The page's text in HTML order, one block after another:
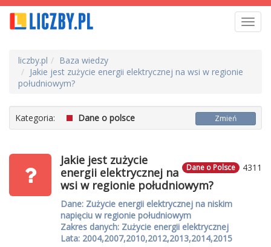
liczby.pl
Baza wiedzy
Jakie jest zużycie energii elektrycznej na wsi w regionie
południowym?
Kategoria: Dane o polsce Zmień
4311
Dane o Polsce
Jakie jest zużycie
energii elektrycznej na
wsi w regionie południowym?
Dane: Zużycie energii elektrycznej na niskim
napięciu w regionie południowym
Zakres danych: Zużycie energii elektrycznej
Lata: 2004,2007,2010,2012,2013,2014,2015